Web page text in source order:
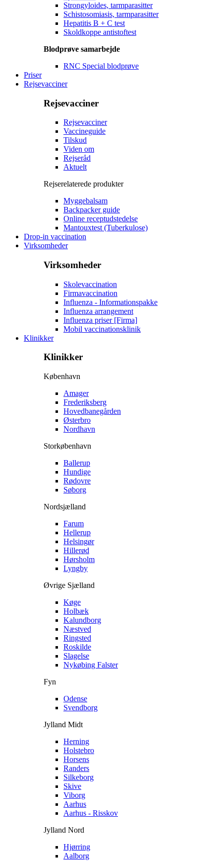
Strongyloides, tarmparasitter
Schistosomiasis, tarmparasitter
Hepatitis B + C test
Skoldkoppe antistoftest
Blodprøve samarbejde
RNC Special blodprøve
Priser
Rejsevacciner
Rejsevacciner
Rejsevacciner
Vaccineguide
Tilskud
Viden om
Rejseråd
Aktuelt
Rejserelaterede produkter
Myggebalsam
Backpacker guide
Online receptudstedelse
Mantouxtest (Tuberkulose)
Drop-in vaccination
Virksomheder
Virksomheder
Skolevaccination
Firmavaccination
Influenza - Informationspakke
Influenza arrangement
Influenza priser [Firma]
Mobil vaccinationsklinik
Klinikker
Klinikker
København
Amager
Frederiksberg
Hovedbanegården
Østerbro
Nordhavn
Storkøbenhavn
Ballerup
Hundige
Rødovre
Søborg
Nordsjælland
Farum
Hellerup
Helsingør
Hillerød
Hørsholm
Lyngby
Øvrige Sjælland
Køge
Holbæk
Kalundborg
Næstved
Ringsted
Roskilde
Slagelse
Nykøbing Falster
Fyn
Odense
Svendborg
Jylland Midt
Herning
Holstebro
Horsens
Randers
Silkeborg
Skive
Viborg
Aarhus
Aarhus - Risskov
Jylland Nord
Hjørring
Aalborg